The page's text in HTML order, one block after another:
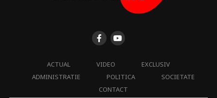
ACTUAL VIDEO
EXCLUSIV
ADMINISTRATIE
POLITICA
SOCIETATE
CONTACT